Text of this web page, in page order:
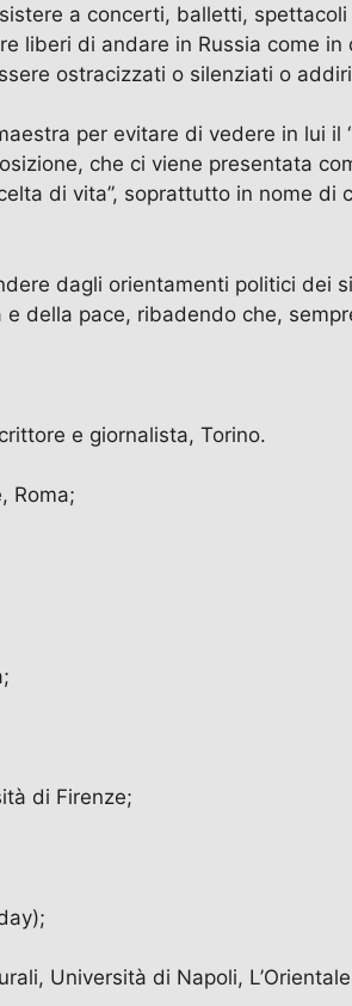
a concerti, balletti,
liberi di andare in Russia come
ostracizzati o silenziati o
per evitare di vedere in lui
che ci viene presentata
di vita”, soprattutto in nome
dagli orientamenti politici dei
della pace, ribadendo che,
e giornalista, Torino.
Roma;
di Firenze;
Università di Napoli,